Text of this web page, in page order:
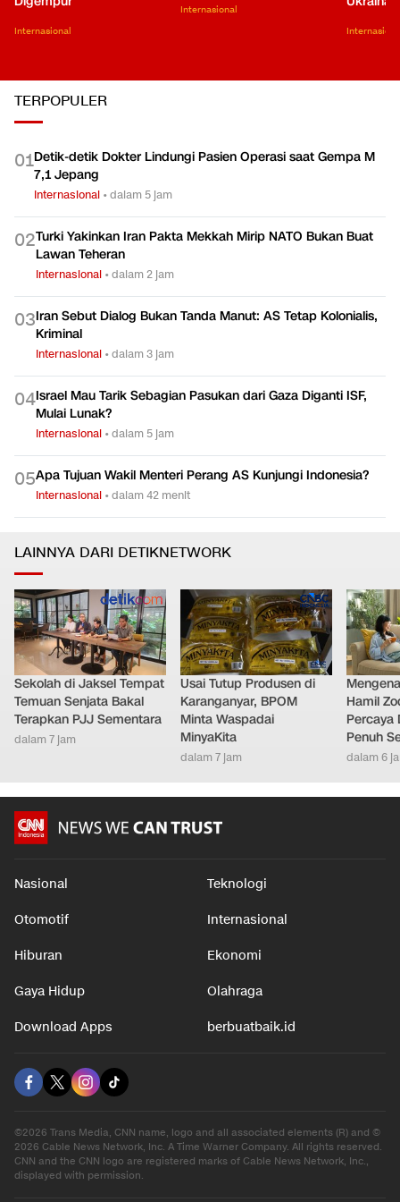
Internasional
Internasional
TERPOPULER
01Detik-detik Dokter Lindungi Pasien Operasi saat Gempa M
7,1 Jepang
Internasional •dalam 5 jam
02Turki Yakinkan Iran Pakta Mekkah Mirip NATO Bukan Buat
Lawan Teheran
Internasional •dalam 2 jam
03Iran Sebut Dialog Bukan Tanda Manut: AS Tetap Kolonialis,
Kriminal
Internasional •dalam 3 jam
04Israel Mau Tarik Sebagian Pasukan dari Gaza Diganti ISF,
Mulai Lunak?
Internasional •dalam 5 jam
05Apa Tujuan Wakil Menteri Perang AS Kunjungi Indonesia?
Internasional •dalam 42 menit
LAINNYA DARI DETIKNETWORK
Sekolah di Jaksel Tempat
Temuan Senjata Bakal
Terapkan PJJ Sementara
dalam 7 jam
Usai Tutup Produsen di
Karanganyar, BPOM
Minta Waspadai
MinyaKita
dalam 7 jam
Hamil
Percaya
Penuh
dalam 6
Nasional Teknologi
Otomotif Internasional
Hiburan Ekonomi
Gaya Hidup Olahraga
Download Apps berbuatbaik.id
©2026 Trans Media, CNN name, logo and all associated elements (R) and ©
2026 Cable News Network, Inc. A Time Warner Company. All rights reserved.
CNN and the CNN logo are registered marks of Cable News Network, Inc.,
displayed with permission.